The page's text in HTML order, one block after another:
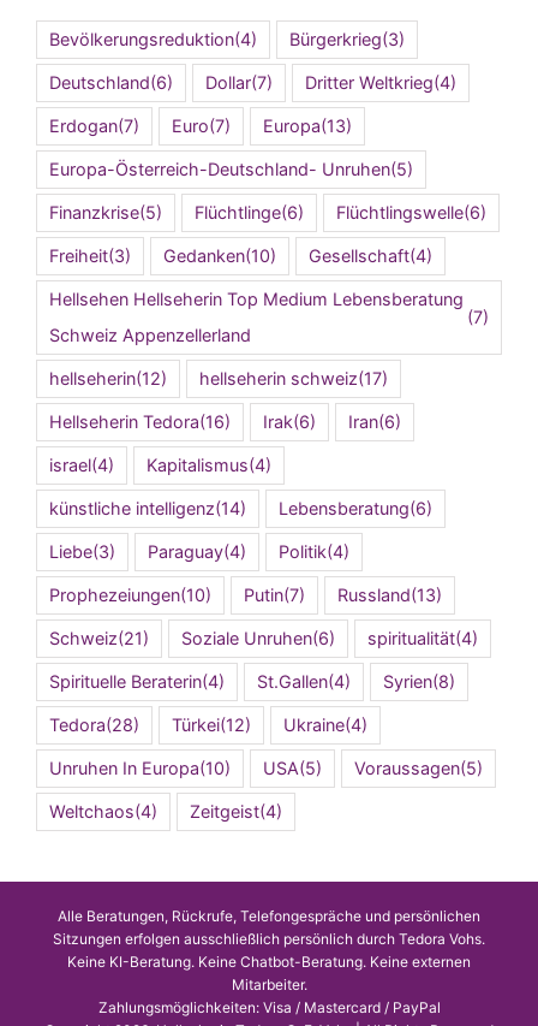
Bevölkerungsreduktion(4) Bürgerkrieg(3)
Deutschland(6) Dollar(7) Dritter Weltkrieg(4)
Erdogan(7) Euro(7) Europa(13)
Europa-Österreich-Deutschland- Unruhen(5)
Finanzkrise(5) Flüchtlinge(6) Flüchtlingswelle(6)
Freiheit(3) Gedanken(10) Gesellschaft(4)
Hellsehen Hellseherin Top Medium Lebensberatung
Schweiz Appenzellerland
(7)
hellseherin(12) hellseherin schweiz(17)
Hellseherin Tedora(16) Irak(6) Iran(6)
israel(4) Kapitalismus(4)
künstliche intelligenz(14) Lebensberatung(6)
Liebe(3) Paraguay(4) Politik(4)
Prophezeiungen(10) Putin(7) Russland(13)
Schweiz(21) Soziale Unruhen(6) spiritualität(4)
Spirituelle Beraterin(4) St.Gallen(4) Syrien(8)
Tedora(28) Türkei(12) Ukraine(4)
Unruhen In Europa(10) USA(5) Voraussagen(5)
Weltchaos(4) Zeitgeist(4)
Alle Beratungen, Rückrufe, Telefongespräche und persönlichen
Sitzungen erfolgen ausschließlich persönlich durch Tedora Vohs.
Keine KI-Beratung. Keine Chatbot-Beratung. Keine externen
Mitarbeiter.
Zahlungsmöglichkeiten: Visa / Mastercard / PayPal